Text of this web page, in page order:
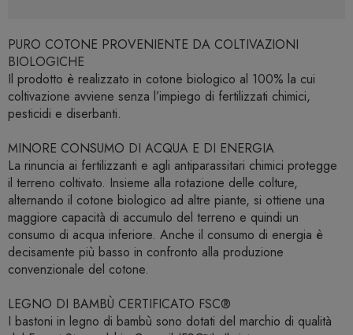
PURO COTONE PROVENIENTE DA COLTIVAZIONI
BIOLOGICHE
Il prodotto è realizzato in cotone biologico al 100% la cui
coltivazione avviene senza l’impiego di fertilizzati chimici,
pesticidi e diserbanti.
MINORE CONSUMO DI ACQUA E DI ENERGIA
La rinuncia ai fertilizzanti e agli antiparassitari chimici protegge
il terreno coltivato. Insieme alla rotazione delle colture,
alternando il cotone biologico ad altre piante, si ottiene una
maggiore capacità di accumulo del terreno e quindi un
consumo di acqua inferiore. Anche il consumo di energia è
decisamente più basso in confronto alla produzione
convenzionale del cotone.
LEGNO DI BAMBÙ CERTIFICATO FSC®
I bastoni in legno di bambù sono dotati del marchio di qualità